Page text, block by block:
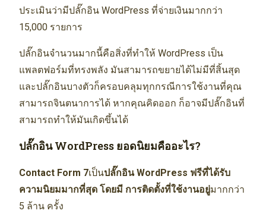
ประเมินว่ามีปลั๊กอิน WordPress ที่จ่ายเงินมากกว่า
15,000 รายการ
ปลั๊กอินจำนวนมากนี้คือสิ่งที่ทำให้ WordPress เป็น
แพลตฟอร์มที่ทรงพลัง มันสามารถขยายได้ไม่มีที่สิ้นสุด
และปลั๊กอินบางตัวก็ครอบคลุมทุกกรณีการใช้งานที่คุณ
สามารถจินตนาการได้ หากคุณคิดออก ก็อาจมีปลั๊กอินที่
สามารถทำให้มันเกิดขึ้นได้
ปลั๊กอิน WordPress ยอดนิยมคืออะไร?
Contact Form 7เป็นปลั๊กอิน WordPress ฟรีที่ได้รับ
ความนิยมมากที่สุด โดยมี การติดตั้งที่ใช้งานอยู่มากกว่า
5 ล้าน ครั้ง